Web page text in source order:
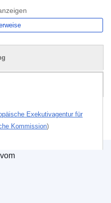
Exekutivagentur für
Kommission)
der Europäischen